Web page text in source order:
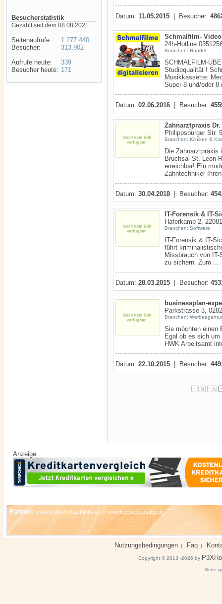
Besucherstatistik
Gezählt seit dem 08.08.2021
Seitenaufrufe:
Besucher:
Aufrufe heute:
Besucher heute:
1.277.440
313.902
339
171
Datum: 11.05.2015 | Besucher:
Schmalfilm-
24h-Hotline
Branchen: Handel
SCHMALFILM-
Studioqualität !
Musikkassette:
Super 8 und/oder 8
Datum: 02.06.2016 | Besucher:
Zahnarztpraxis
Philippsburger Str.
Branchen: Kliniken &
Die Zahnarztpraxis
Bruchsal St. Leon-
erreichbar! Ein
Zahntechniker
Datum: 30.04.2018 | Besucher:
IT-Forensik & IT-
Haferkamp 2,
Branchen: Software
IT-Forensik & IT-
führt
Missbrauch von
zu sichern. Zum ...
Datum: 28.03.2015 | Besucher:
businessplan-
Parkstrasse 3,
Branchen:
Sie möchten einen
Egal ob es sich
HWK Arbeitsamt
Datum: 22.10.2015 | Besucher:
Anzeige
Partner: www.deutschebacklinks.de www.freewebkatalog.de
Nutzungsbedingungen | Faq |
Copyright © 2013 -2026 by
Seite